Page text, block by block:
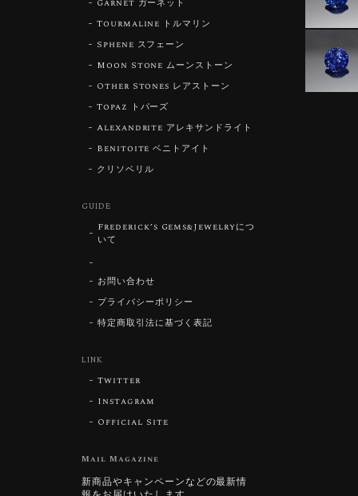
Tourmaline トルマリン
Sphene スフェーン
Moon Stone ムーンストーン
Other Stones レアストーン
Topaz トパーズ
Alexandrite アレキサンドライト
Benitoite ベニトアイト
クリソベリル
GUIDE
Frederick’s Gems&Jewelryにつ
いて
お問い合わせ
プライバシーポリシー
特定商取引法に基づく表記
LINK
Twitter
Instagram
Official Site
Mail Magazine
新商品やキャンペーンなどの最新情